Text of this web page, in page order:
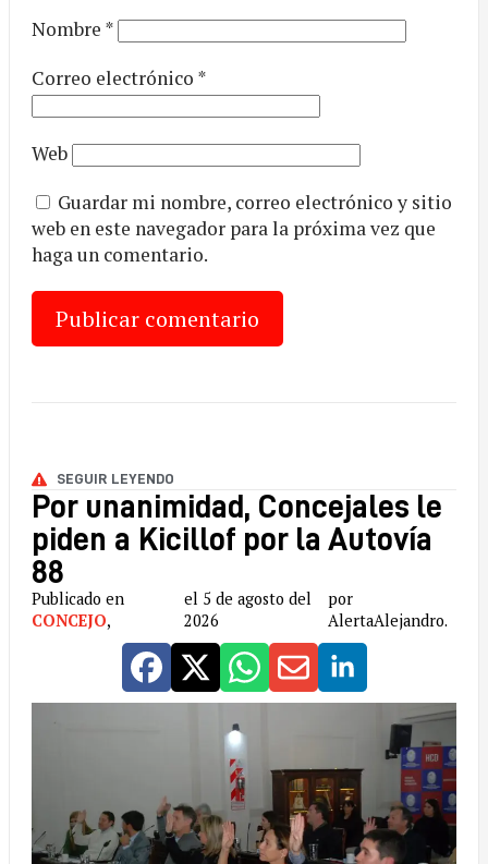
Nombre *
Correo electrónico *
Web
Guardar mi nombre, correo electrónico y sitio
web en este navegador para la próxima vez que
haga un comentario.
SEGUIR LEYENDO
Por unanimidad, Concejales le
piden a Kicillof por la Autovía
88
Publicado en
CONCEJO,
el 5 de agosto del
2026
por
AlertaAlejandro.